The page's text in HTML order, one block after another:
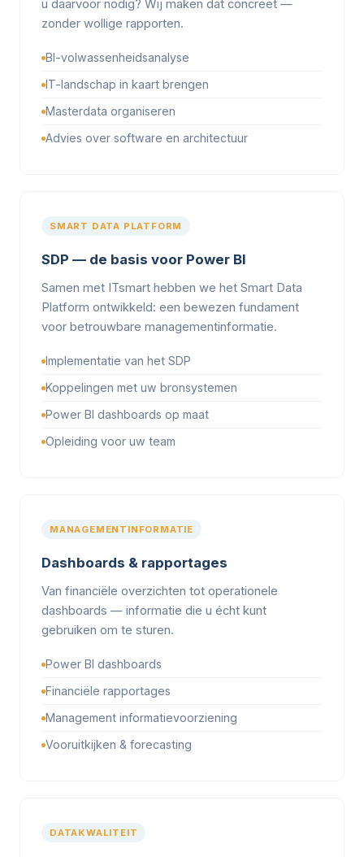
u daarvoor nodig? Wij maken dat concreet —
zonder wollige rapporten.
BI-volwassenheidsanalyse
IT-landschap in kaart brengen
Masterdata organiseren
Advies over software en architectuur
SMART DATA PLATFORM
SDP — de basis voor Power BI
Samen met ITsmart hebben we het Smart Data
Platform ontwikkeld: een bewezen fundament
voor betrouwbare managementinformatie.
Implementatie van het SDP
Koppelingen met uw bronsystemen
Power BI dashboards op maat
Opleiding voor uw team
MANAGEMENTINFORMATIE
Dashboards & rapportages
Van financiële overzichten tot operationele
dashboards — informatie die u écht kunt
gebruiken om te sturen.
Power BI dashboards
Financiële rapportages
Management informatievoorziening
Vooruitkijken & forecasting
DATAKWALITEIT